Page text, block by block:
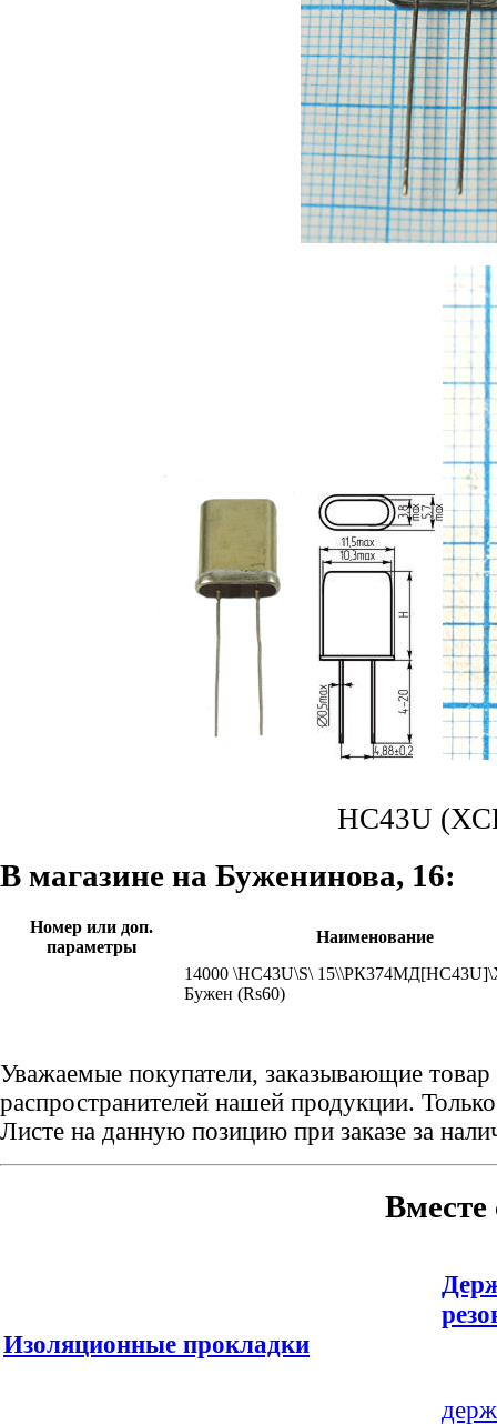
HC43U
В магазине на Буженинова, 16:
Номер или доп.
параметры
Наименование
14000 \HC43U\S\
Бужен (Rs60)
Уважаемые покупатели, заказывающие
распространителей нашей продукции.
Листе на данную позицию при заказе за
Изоляционные прокладки